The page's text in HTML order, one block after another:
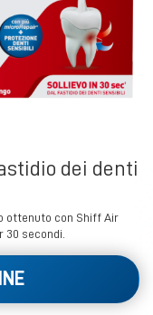
dei denti
ottenuto con Shiff Air
30 secondi.